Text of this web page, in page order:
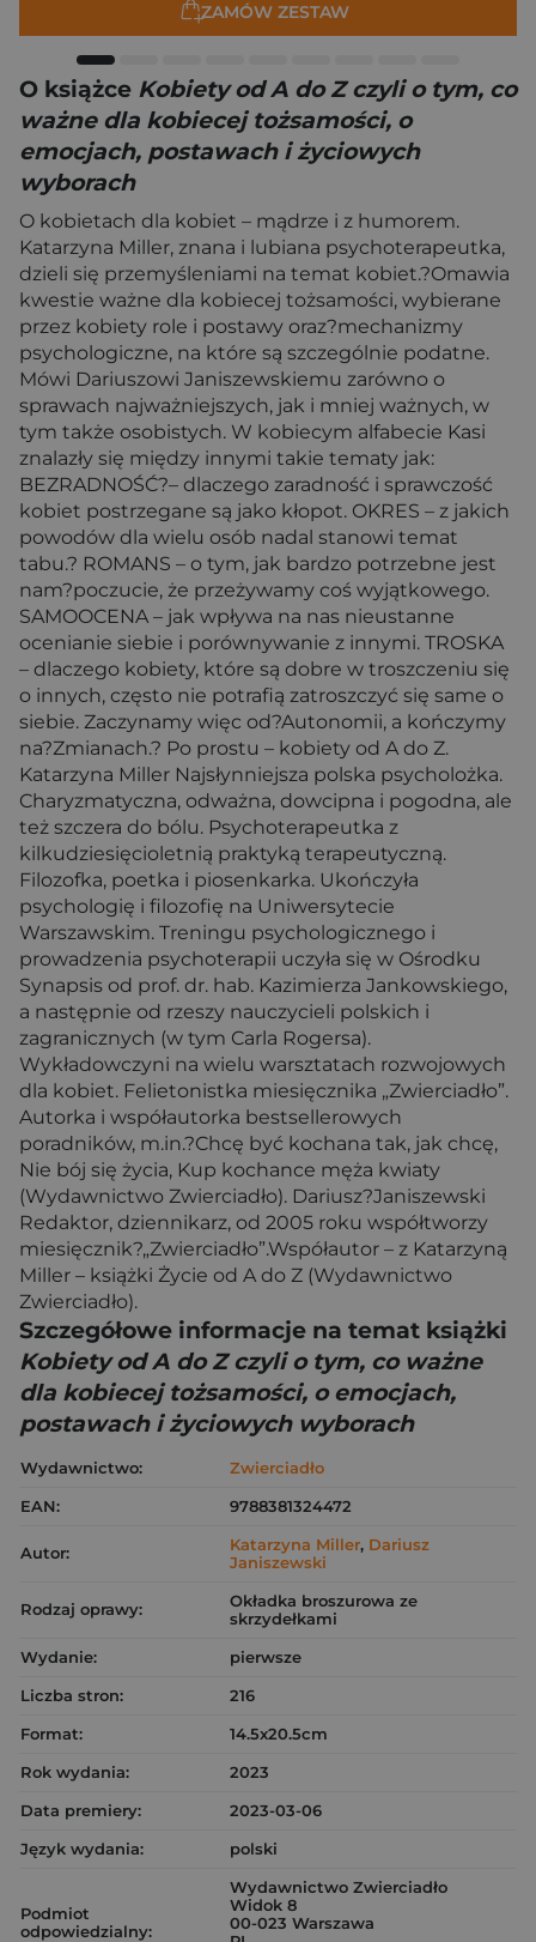
ZAMÓW ZESTAW
O książce Kobiety od A do Z czyli o tym, co
ważne dla kobiecej tożsamości, o
emocjach, postawach i życiowych
wyborach
O kobietach dla kobiet – mądrze i z humorem.
Katarzyna Miller, znana i lubiana psychoterapeutka,
dzieli się przemyśleniami na temat kobiet.?Omawia
kwestie ważne dla kobiecej tożsamości, wybierane
przez kobiety role i postawy oraz?mechanizmy
psychologiczne, na które są szczególnie podatne.
Mówi Dariuszowi Janiszewskiemu zarówno o
sprawach najważniejszych, jak i mniej ważnych, w
tym także osobistych. W kobiecym alfabecie Kasi
znalazły się między innymi takie tematy jak:
BEZRADNOŚĆ?– dlaczego zaradność i sprawczość
kobiet postrzegane są jako kłopot. OKRES – z jakich
powodów dla wielu osób nadal stanowi temat
tabu.? ROMANS – o tym, jak bardzo potrzebne jest
nam?poczucie, że przeżywamy coś wyjątkowego.
SAMOOCENA – jak wpływa na nas nieustanne
ocenianie siebie i porównywanie z innymi. TROSKA
– dlaczego kobiety, które są dobre w troszczeniu się
o innych, często nie potrafią zatroszczyć się same o
siebie. Zaczynamy więc od?Autonomii, a kończymy
na?Zmianach.? Po prostu – kobiety od A do Z.
Katarzyna Miller Najsłynniejsza polska psycholożka.
Charyzmatyczna, odważna, dowcipna i pogodna, ale
też szczera do bólu. Psychoterapeutka z
kilkudziesięcioletnią praktyką terapeutyczną.
Filozofka, poetka i piosenkarka. Ukończyła
psychologię i filozofię na Uniwersytecie
Warszawskim. Treningu psychologicznego i
prowadzenia psychoterapii uczyła się w Ośrodku
Synapsis od prof. dr. hab. Kazimierza Jankowskiego,
a następnie od rzeszy nauczycieli polskich i
zagranicznych (w tym Carla Rogersa).
Wykładowczyni na wielu warsztatach rozwojowych
dla kobiet. Felietonistka miesięcznika „Zwierciadło”.
Autorka i współautorka bestsellerowych
poradników, m.in.?Chcę być kochana tak, jak chcę,
Nie bój się życia, Kup kochance męża kwiaty
(Wydawnictwo Zwierciadło). Dariusz?Janiszewski
Redaktor, dziennikarz, od 2005 roku współtworzy
miesięcznik?„Zwierciadło”.Współautor – z Katarzyną
Miller – książki Życie od A do Z (Wydawnictwo
Zwierciadło).
Szczegółowe informacje na temat książki
Kobiety od A do Z czyli o tym, co ważne
dla kobiecej tożsamości, o emocjach,
postawach i życiowych wyborach
Wydawnictwo:
Zwierciadło
EAN:
9788381324472
Autor: Katarzyna Miller, Dariusz
Janiszewski
Rodzaj oprawy:
Okładka broszurowa ze
skrzydełkami
Wydanie:
pierwsze
Liczba stron:
216
Format:
14.5x20.5cm
Rok wydania:
2023
Data premiery:
2023-03-06
Język wydania:
polski
Podmiot
odpowiedzialny:
Wydawnictwo Zwierciadło
Widok 8
00-023 Warszawa